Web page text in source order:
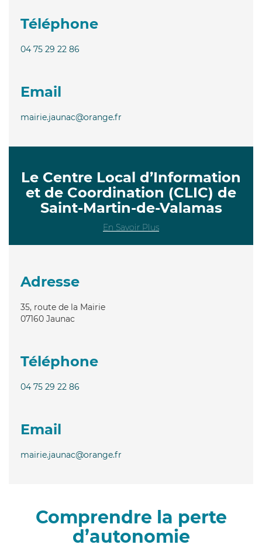
Téléphone
04 75 29 22 86
Email
mairie.jaunac@orange.fr
Le Centre Local d’Information
et de Coordination (CLIC) de
Saint-Martin-de-Valamas
En Savoir Plus
Adresse
35, route de la Mairie
07160 Jaunac
Téléphone
04 75 29 22 86
Email
mairie.jaunac@orange.fr
Comprendre la perte
d’autonomie